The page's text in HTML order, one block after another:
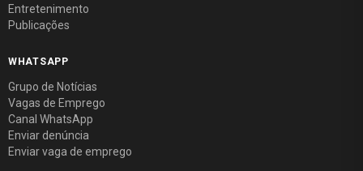
Entretenimento
Publicações
WHATSAPP
Grupo de Notícias
Vagas de Emprego
Canal WhatsApp
Enviar denúncia
Enviar vaga de emprego